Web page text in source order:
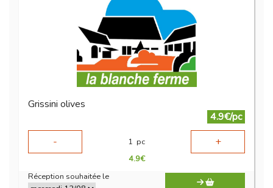
Grissini olives
4.9€/pc
-
1 pc +
4.9€
Réception souhaitée le